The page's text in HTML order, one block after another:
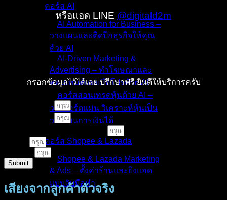
คอร์ส AI
AI Automation for Business –
วางแผนและติดปีกธุรกิจให้คุณ
ด้วย AI
AI-Driven Marketing &
Advertising – ทำโฆษณาและ
คอนเทนต์แบบมือโปรด้วย AI
คอร์สสอนเทรดหุ้นด้วย AI –
วางพอร์ตแม่น วิเคราะห์หุ้นเป็น
วางแผนการเงินได้
คอร์ส Shopee & Lazada
Shopee & Lazada Marketing
& Ads – ตั้งค่าร้านและยิงแอด
แบบจับมือทำ
หรือแอด LINE @digitald2m
กรอกข้อมูลไว้ได้เลย ปรึกษาฟรี ยินดีให้บริการครับ
ชื่อ - นามสกุล
เบอร์โทรศัพท์
Submit
เสียงจากลูกค้าตัวจริง